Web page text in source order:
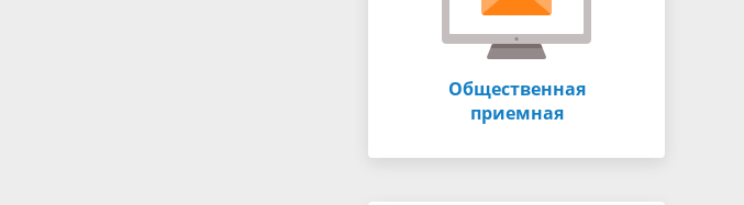
Общественная
приемная